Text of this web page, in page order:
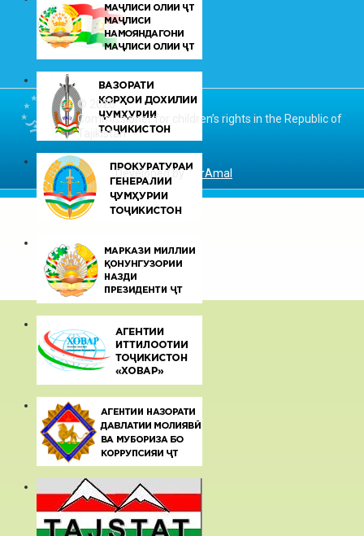
© 2026
Commissioner for children’s rights in the Republic of
Tajikistan
Developed byDarAmal